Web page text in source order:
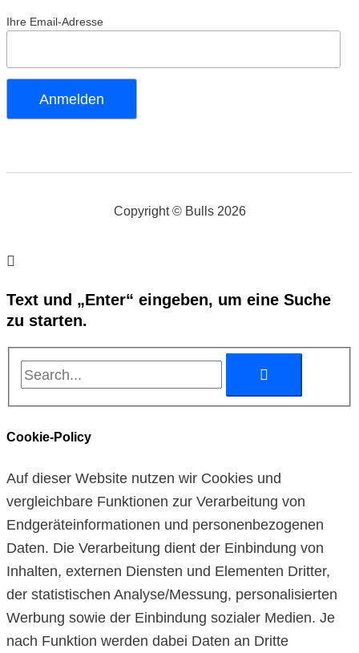
Ihre Email-Adresse
Copyright © Bulls 2026
Text und „Enter“ eingeben, um eine Suche
zu starten.
Cookie-Policy
Auf dieser Website nutzen wir Cookies und
vergleichbare Funktionen zur Verarbeitung von
Endgeräteinformationen und personenbezogenen
Daten. Die Verarbeitung dient der Einbindung von
Inhalten, externen Diensten und Elementen Dritter,
der statistischen Analyse/Messung, personalisierten
Werbung sowie der Einbindung sozialer Medien. Je
nach Funktion werden dabei Daten an Dritte